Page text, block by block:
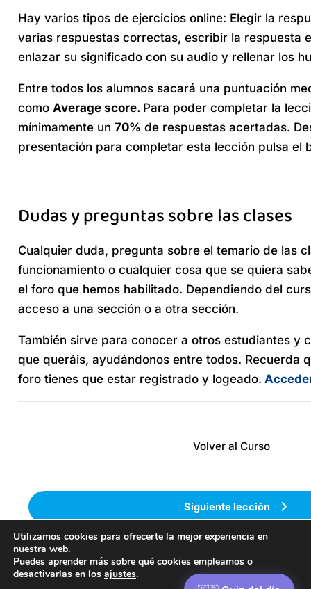
Hay varios tipos de ejercicios online: Elegir la
varias respuestas correctas, escribir la respuesta
enlazar su significado con su audio y rellenar los
Entre todos los alumnos sacará una puntuación
como Average score. Para poder completar la
mínimamente un 70% de respuestas acertadas.
presentación para completar esta lección pulsa el
Dudas y preguntas sobre las clases
Cualquier duda, pregunta sobre el temario de las
funcionamiento o cualquier cosa que se quiera
el foro que hemos habilitado. Dependiendo del
acceso a una sección o a otra sección.
También sirve para conocer a otros estudiantes y
que queráis, ayudándonos entre todos. Recuerda
foro tienes que estar registrado y logeado.
Volver al Curso
Siguiente lección
Utilizamos cookies para ofrecerte la mejor experiencia en
nuestra web.
Puedes aprender más sobre qué cookies empleamos o
desactivarlas en los ajustes.